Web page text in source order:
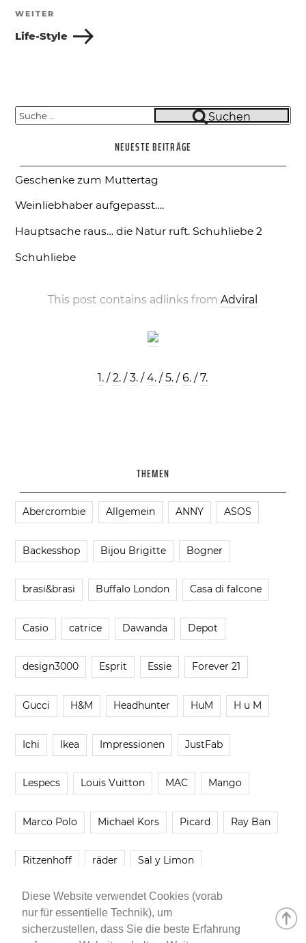
Diese Website verwendet Cookies (vorab
nur für essentielle Technik), um
sicherzustellen, dass Sie die beste Erfahrung
Nächster
Beitrag
WEITER
Life-Style
Suche
Suchen
NEUESTE BEITRÄGE
Geschenke zum Muttertag
Weinliebhaber aufgepasst….
Hauptsache raus… die Natur ruft. Schuhliebe 2
Schuhliebe
This post contains adlinks fromAdviral
1. /2. /3. /4. /5. /6. /7.
THEMEN
Abercrombie Allgemein ANNY ASOS
Backesshop Bijou Brigitte Bogner
brasi&brasi Buffalo London Casa di falcone
Casio catrice Dawanda Depot
design3000 Esprit Essie Forever 21
Gucci H&M Headhunter HuM H u M
Ichi Ikea Impressionen JustFab
Lespecs Louis Vuitton MAC Mango
Marco Polo Michael Kors Picard Ray Ban
Ritzenhoff räder Sal y Limon
Smartbuyglasses smash! Steve Madden
Westwing Younique Zalando Zara